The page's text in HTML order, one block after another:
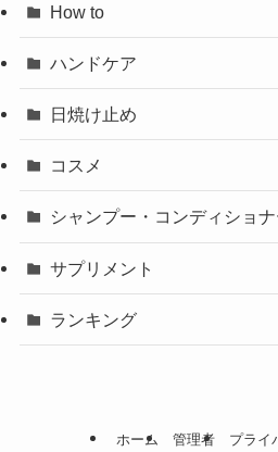
How to
ハンドケア
日焼け止め
コスメ
シャンプー・コンディショ
サプリメント
ランキング
ホーム 管理者 プライ